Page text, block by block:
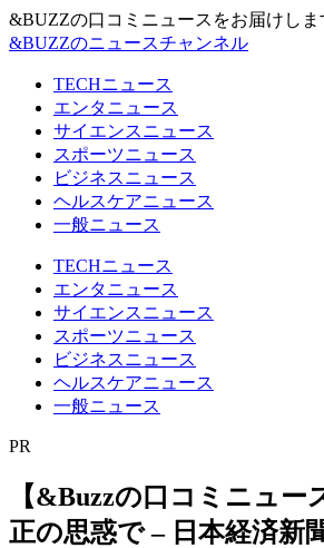
&BUZZの口コミニュースをお届けしま
&BUZZのニュースチャンネル
TECHニュース
エンタニュース
サイエンスニュース
スポーツニュース
ビジネスニュース
ヘルスケアニュース
一般ニュース
TECHニュース
エンタニュース
サイエンスニュース
スポーツニュース
ビジネスニュース
ヘルスケアニュース
一般ニュース
PR
【&Buzzの口コミニュ
正の思惑で – 日本経済新